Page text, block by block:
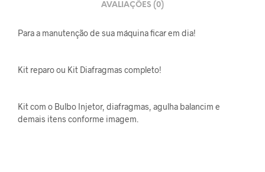
AVALIAÇÕES (0)
Para a manutenção de sua máquina ficar em dia!
Kit reparo ou Kit Diafragmas completo!
Kit com o Bulbo Injetor, diafragmas, agulha balancim e
demais itens conforme imagem.